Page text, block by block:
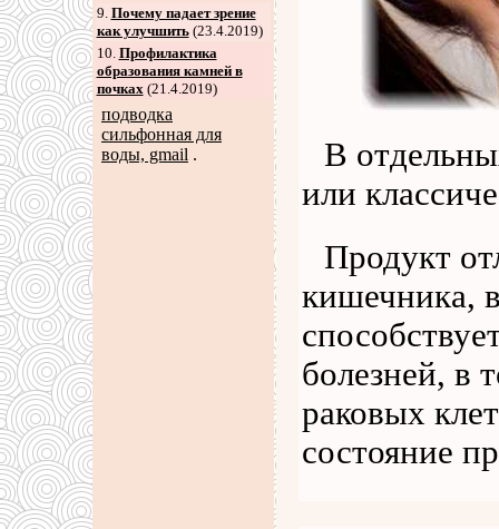
9. Почему падает зрение
как улучшить(23.4.2019)
10. Профилактика
образования камней в
почках(21.4.2019)
подводка
сильфонная для
воды, gmail .
В
или
Продукт
кишечника,
болезней, в
раковых
состояние